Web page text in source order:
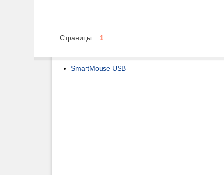
Страницы: 1
SmartMouse USB